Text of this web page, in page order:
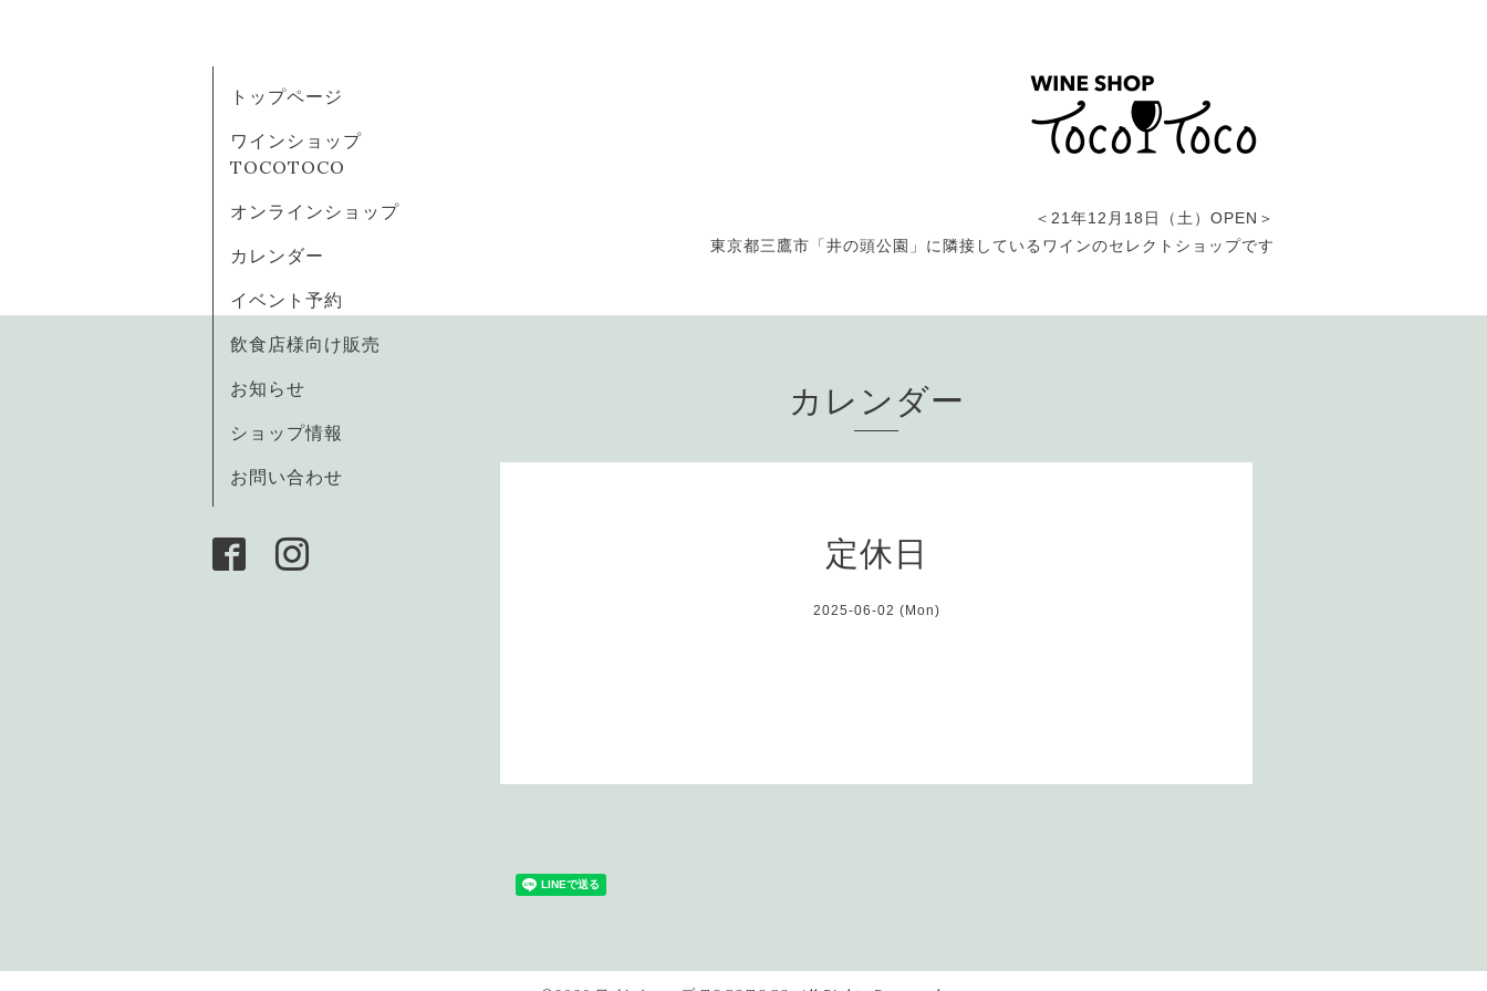
＜21年12月18日（土）OPEN＞
東京都三鷹市「井の頭公園」に隣接しているワインのセレクトショップです
トップページ
ワインショップ
TOCOTOCO
オンラインショップ
カレンダー
イベント予約
飲食店様向け販売
お知らせ
ショップ情報
お問い合わせ
カレンダー
定休日
2025-06-02 (Mon)